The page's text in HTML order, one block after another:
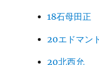
18石母田正
20エドマン
20北西允